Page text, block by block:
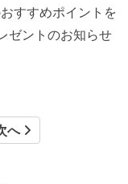
すすめポイントを
ゼントのお知らせ
へ